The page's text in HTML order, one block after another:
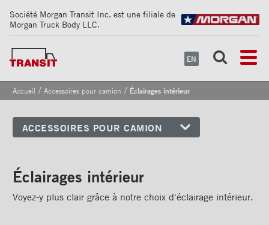
Société Morgan Transit Inc. est une filiale de
Morgan Truck Body LLC.
EN
Accueil / Accessoires pour camion / Éclairages intérieur
ACCESSOIRES POUR CAMION
Bandes de sécurité
réfléchissantes
Cadrages arrières
Éclairages intérieur
Voyez-y plus clair grâce à notre choix d'éclairage intérieur.